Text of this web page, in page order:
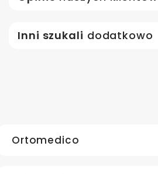
Inni szukali dodatkowo
Ortomedico